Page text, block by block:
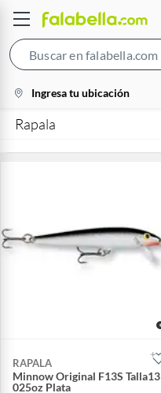
location-
icon
Ingresa tu ubicación
Rapala
RAPALA
Minnow Original F13S Talla13
025oz Plata